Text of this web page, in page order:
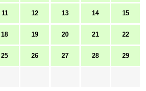
11 12 13 14 15
18 19 20 21 22
25 26 27 28 29